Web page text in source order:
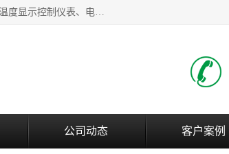
河南新瑞普测控技术有限公司主营：压力变送器、液位变送器、差压变送器、雷达料位计、电容物位计、温度显示控制仪表、电量变送器、流量计、工业自动化系统成套设备。
公司动态 客户案例